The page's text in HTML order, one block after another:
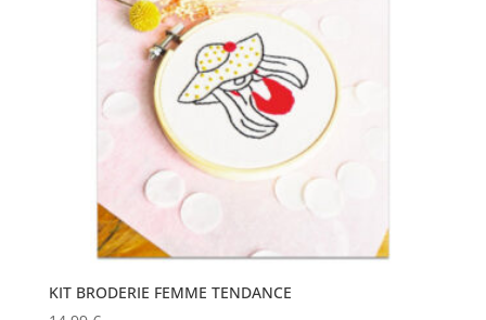
KIT BRODERIE FEMME TENDANCE